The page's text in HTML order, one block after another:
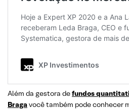
Além da gestora defundos
Bragavocê também pode conhecer